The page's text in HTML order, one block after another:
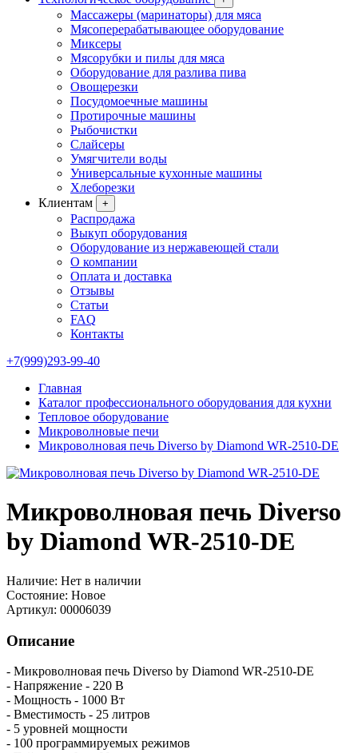
Массажеры (маринаторы) для мяса
Мясоперерабатывающее оборудование
Миксеры
Мясорубки и пилы для мяса
Оборудование для разлива пива
Овощерезки
Посудомоечные машины
Протирочные машины
Рыбочистки
Слайсеры
Умягчители воды
Универсальные кухонные машины
Хлеборезки
Клиентам
+
Распродажа
Выкуп оборудования
Оборудование из нержавеющей стали
О компании
Оплата и доставка
Отзывы
Статьи
FAQ
Контакты
+7(999)293-99-40
Главная
Каталог профессионального оборудования для кухни
Тепловое оборудование
Микроволновые печи
Микроволновая печь Diverso by Diamond WR-2510-DE
Микроволновая печь Diverso
by Diamond WR-2510-DE
Наличие: Нет в наличии
Состояние: Новое
Артикул: 00006039
Описание
- Микроволновая печь Diverso by Diamond WR-2510-DE
- Напряжение - 220 В
- Мощность - 1000 Вт
- Вместимость - 25 литров
- 5 уровней мощности
- 100 программируемых режимов